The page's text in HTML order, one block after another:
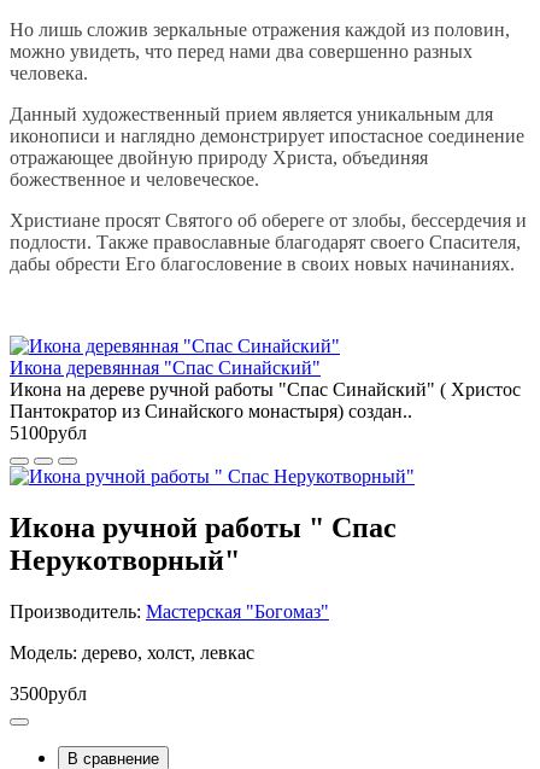
Но лишь сложив зеркальные отражения каждой из половин,
можно увидеть, что перед нами два совершенно разных
человека.
Данный художественный прием является уникальным для
иконописи и наглядно демонстрирует ипостасное соединение
отражающее двойную природу Христа, объединяя
божественное и человеческое.
Христиане просят Святого об обереге от злобы, бессердечия и
подлости. Также православные благодарят своего Спасителя,
дабы обрести Его благословение в своих новых начинаниях.
Икона деревянная "Спас Синайский"
Икона на дереве ручной работы "Спас Синайский" ( Христос
Пантократор из Синайского монастыря) создан..
5100рубл
Икона ручной работы " Спас
Нерукотворный"
Производитель: Мастерская "Богомаз"
Модель: дерево, холст, левкас
3500рубл
В сравнение